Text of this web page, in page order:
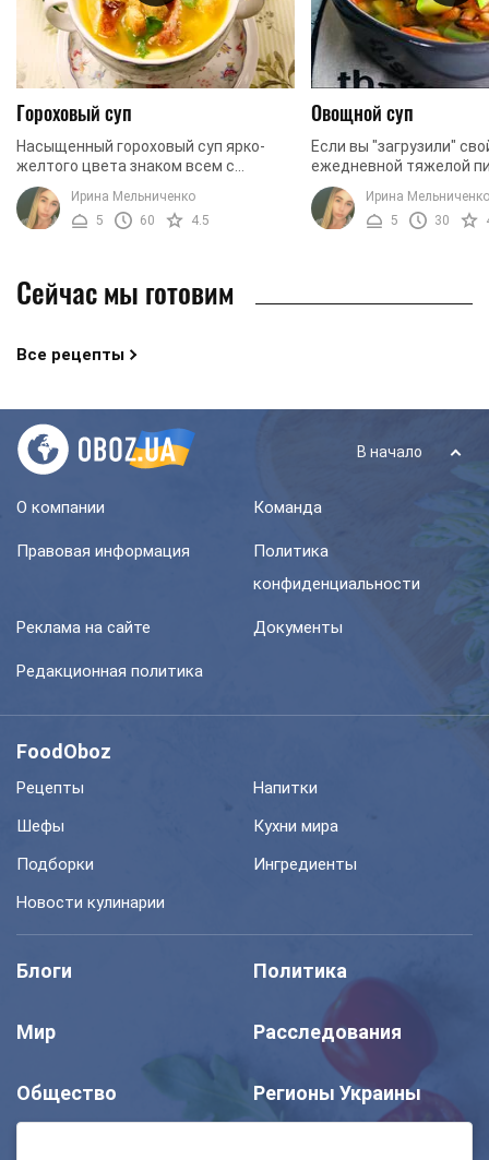
Гороховый суп
Насыщенный гороховый суп ярко-
желтого цвета знаком всем с
детства. Его нежная структура
делает блюдо универсальным, ведь
этот суп нравиться всем – от ...
Ирина Мельниченко
5
60 4.5
Овощной суп
Если вы "загрузили"
ежедневной тяжелой
время приготовить
диетическое. Рецепт
овощного супа может ...
Ирина Мельниченко
5
30
Сейчас мы готовим
Все рецепты
В начало
О компании Команда
Правовая информация
Политика
конфиденциальности
Реклама на сайте Документы
Редакционная политика
FoodOboz
Рецепты
Напитки
Шефы
Кухни мира
Подборки
Ингредиенты
Новости кулинарии
Блоги Политика
Мир Расследования
Общество Регионы Украины